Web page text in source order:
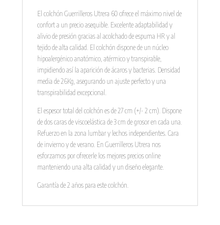
El colchón Guerrilleros Utrera 60 ofrece el máximo nivel de
confort a un precio asequible. Excelente adaptabilidad y
alivio de presión gracias al acolchado de espuma HR y al
tejido de alta calidad. El colchón dispone de un núcleo
hipoalergénico anatómico, atérmico y transpirable,
impidiendo así la aparición de ácaros y bacterias. Densidad
media de 26Kg, asegurando un ajuste perfecto y una
transpirabilidad excepcional.
El espesor total del colchón es de 27 cm (+/- 2 cm). Dispone
de dos caras de viscoelástica de 3 cm de grosor en cada una.
Refuerzo en la zona lumbar y lechos independientes. Cara
de invierno y de verano. En Guerrilleros Utrera nos
esforzamos por ofrecerle los mejores precios online
manteniendo una alta calidad y un diseño elegante.
Garantía de 2 años para este colchón.